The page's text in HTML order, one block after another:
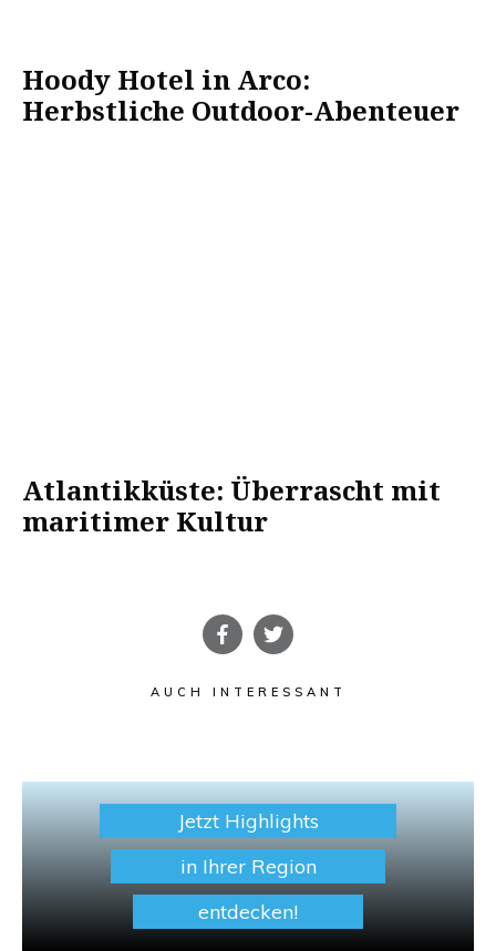
Hoody Hotel in Arco:
Herbstliche Outdoor-Abenteuer
Atlantikküste: Überrascht mit
maritimer Kultur
AUCH INTERESSANT
Jetzt Highlights
in Ihrer Region
entdecken!